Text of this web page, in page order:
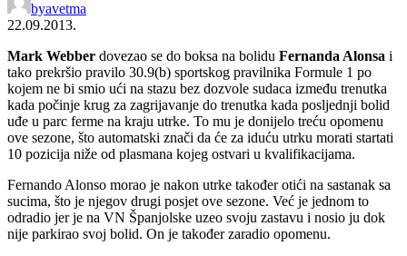
byavetma
22.09.2013.
Mark Webber dovezao se do boksa na bolidu Fernanda Alonsa i
tako prekršio pravilo 30.9(b) sportskog pravilnika Formule 1 po
kojem ne bi smio ući na stazu bez dozvole sudaca između trenutka
kada počinje krug za zagrijavanje do trenutka kada posljednji bolid
uđe u parc ferme na kraju utrke. To mu je donijelo treću opomenu
ove sezone, što automatski znači da će za iduću utrku morati startati
10 pozicija niže od plasmana kojeg ostvari u kvalifikacijama.
Fernando Alonso morao je nakon utrke također otići na sastanak sa
sucima, što je njegov drugi posjet ove sezone. Već je jednom to
odradio jer je na VN Španjolske uzeo svoju zastavu i nosio ju dok
nije parkirao svoj bolid. On je također zaradio opomenu.